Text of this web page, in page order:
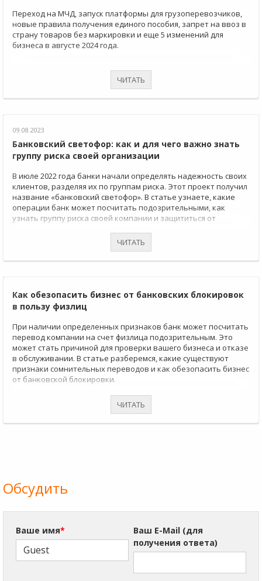
Переход на МЧД, запуск платформы для грузоперевозчиков,
новые правила получения единого пособия, запрет на ввоз в
страну товаров без маркировки и еще 5 изменений для
бизнеса в августе 2024 года.
ЧИТАТЬ
09.08.2023
Банковский светофор: как и для чего важно знать
группу риска своей организации
В июле 2022 года банки начали определять надежность своих
клиентов, разделяя их по группам риска. Этот проект получил
название «банковский светофор». В статье узнаете, какие
операции банк может посчитать подозрительными, как
узнать группу риска своей компании и защититься от
ЧИТАТЬ
Как обезопасить бизнес от банковских блокировок
в пользу физлиц
При наличии определенных признаков банк может посчитать
перевод компании на счет физлица подозрительным. Это
может стать причиной для проверки вашего бизнеса и отказе
в обслуживании. В статье разберемся, какие существуют
признаки сомнительных переводов и как обезопасить бизнес
от банковской блокировки.
ЧИТАТЬ
Обсудить
Ваше имя*
Ваш E-Mail (для
получения ответа)